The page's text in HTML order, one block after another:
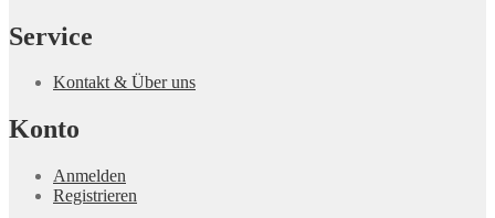
Service
Kontakt & Über uns
Konto
Anmelden
Registrieren